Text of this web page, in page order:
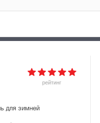
рейтинг
для зимней